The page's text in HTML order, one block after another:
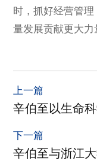
时，抓好经营管
量发展贡献更大力
上一篇
辛伯至以生命
下一篇
辛伯至与浙江